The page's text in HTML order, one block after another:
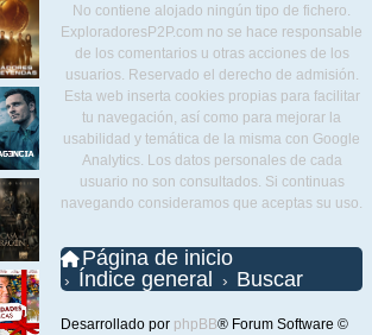
No contiene alojado ningún tipo de fichero.
ExploradoresP2P.com no se hace responsable
de los comentarios u otras acciones de los
usuarios. Reservado el derecho de admisión.
Esta web inserta cookies propias para facilitar
tu navegación, así como para mejorar la
usabilidad y temática de la misma con Google
Analytics. Los datos personales de cada
usuario no son consultados. Si continuas
navegando consideramos que aceptas su uso.
Página de inicio
Índice general
Buscar
Desarrollado por phpBB® Forum Software ©